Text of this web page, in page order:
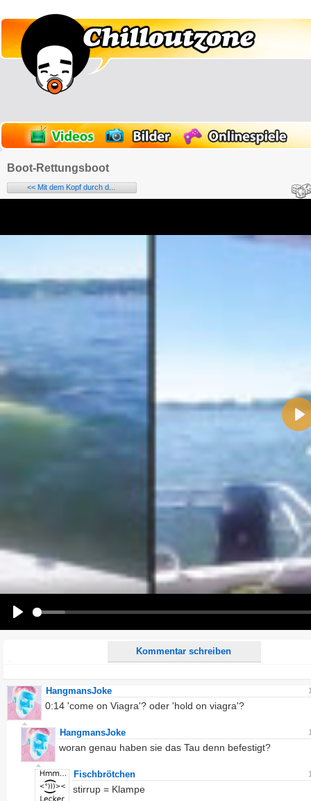
Boot-Rettungsboot
<< Mit dem Kopf durch d...
Kommentar schreiben
Alle HTML-Tags außer <br>, <strike> und <i> werden aus Deinem Kommentar entfernt.
URLs werden automatisch umgewandelt. Bitte verwende "www." oder "http://" in URLs
Ich möchte eine E-Mail, wenn auf dieser Seite weitere Kommentare erscheinen.
HangmansJoke
0:14 'come on Viagra'? oder 'hold on viagra'?
HangmansJoke
woran genau haben sie das Tau denn befestigt?
Fischbrötchen
stirrup = Klampe